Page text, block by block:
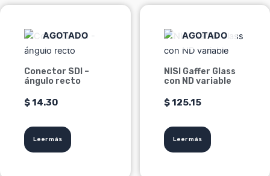
AGOTADO
Conector SDI –
ángulo recto
$14.30
Leer más
AGOTADO
NISI Gaffer Glass
con ND variable
$125.15
Leer más